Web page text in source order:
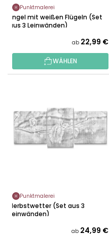
R
U
N
O
D
K
E
Punktmalerei
Engel mit weißen Flügeln (Set
aus 3 Leinwänden)
ab 22,99 €
WÄHLEN
Punktmalerei
Herbstwetter (Set aus 3
Leinwänden)
ab 24,99 €